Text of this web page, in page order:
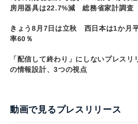
房用器具は22.7%減 総務省家計調査
きょう8月7日は立秋 西日本は1か月
率60％
「配信して終わり」にしないプレス
の情報設計、3つの視点
動画で見るプレスリリース